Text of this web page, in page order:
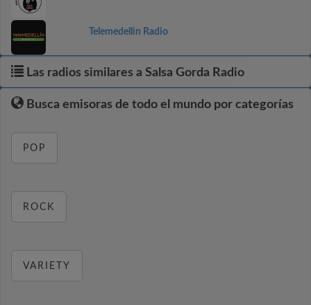
Telemedellin Radio
Las radios similares a Salsa Gorda Radio
Busca emisoras de todo el mundo por categorías
POP
ROCK
VARIETY